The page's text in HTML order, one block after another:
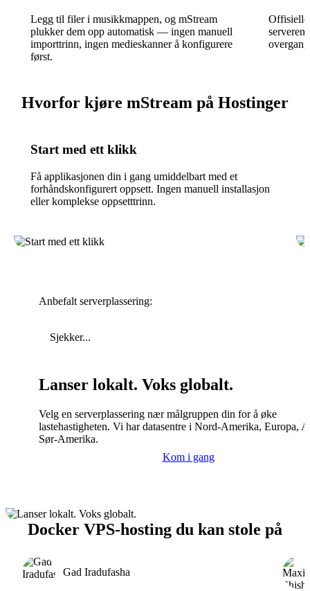
Legg til filer i musikkmappen, og mStream
plukker dem opp automatisk — ingen manuell
importtrinn, ingen medieskanner å konfigurere
først.
serveren
Hvorfor kjøre mStream på Hostinger
Start med ett klikk
Få applikasjonen din i gang umiddelbart med et
forhåndskonfigurert oppsett. Ingen manuell installasjon
eller komplekse oppsetttrinn.
Anbefalt serverplassering:
Sjekker...
Lanser lokalt. Voks globalt.
Velg en serverplassering nær målgruppen din for å øke
lastehastigheten. Vi har datasentre i Nord-Amerika, Europa,
Sør-Amerika.
Kom i gang
Docker VPS-hosting du kan stole på
Gad Iradufasha